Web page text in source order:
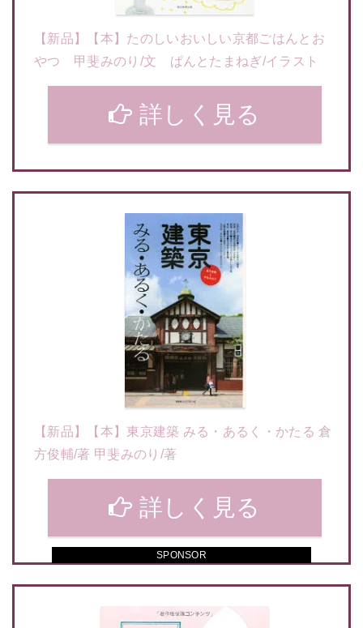
【新品】【本】たのしいおいしい京都ごはんとお
やつ 甲斐みのり/文 ぱんとたまねぎ/イラスト
詳しく見る
【新品】【本】東京建築 みる・あるく・かたる 倉
方俊輔/著 甲斐みのり/著
詳しく見る
SPONSOR